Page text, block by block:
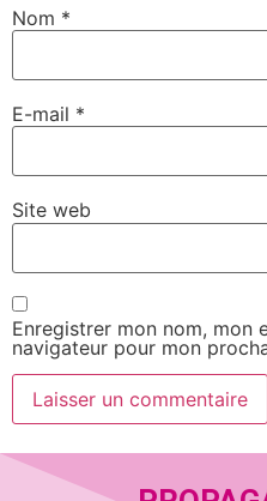
Nom *
E-mail *
Site web
Enregistrer mon nom, mon
navigateur pour mon